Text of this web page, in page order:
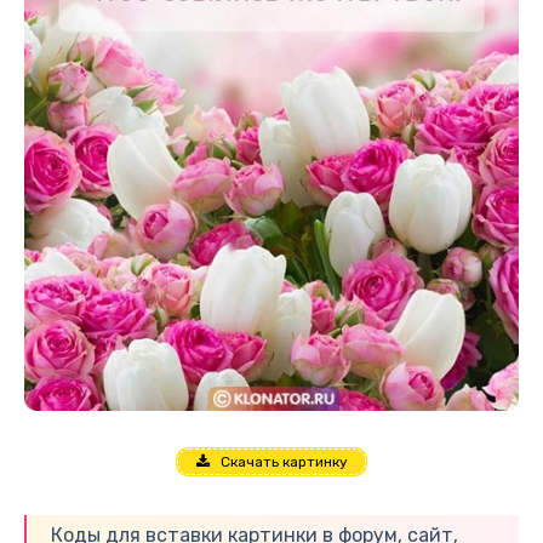
Скачать картинку
Коды для вставки картинки в форум, сайт,